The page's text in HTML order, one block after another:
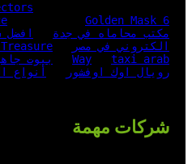
Golden Mask 6
مكتب محاماه في جدة
افضل
الكتروني في مصر
Treasure
Way
taxi arab بيوت
رويال اوك اوفشور
أنواع
شركات مهمة